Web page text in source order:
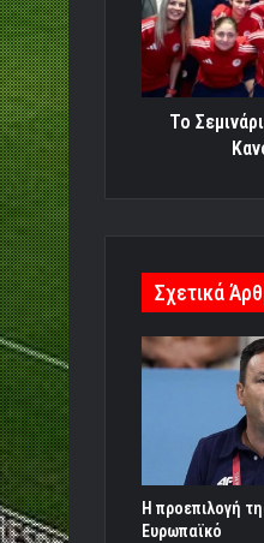
τους
Κανόνες
Παιχνιδιού
2025-
Το
Σχετικά
Η προεπιλογή
Ευρωπαϊκό